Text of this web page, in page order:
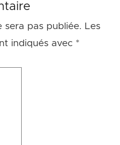
sera pas publiée. Les
indiqués avec *